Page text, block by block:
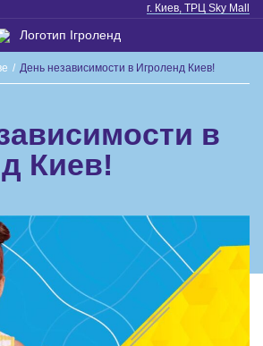
г. Киев, ТРЦ Sky Mall
/ День независимости в Игроленд Киев!
в
Киев!